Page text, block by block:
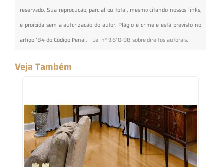
reservado. Sua reprodução, parcial ou total, mesmo citando nossos links,
é proibida sem a autorização do autor. Plágio é crime e está previsto no
artigo 184 do Código Penal. – Lei n° 9.610-98 sobre direitos autorais.
Veja Também